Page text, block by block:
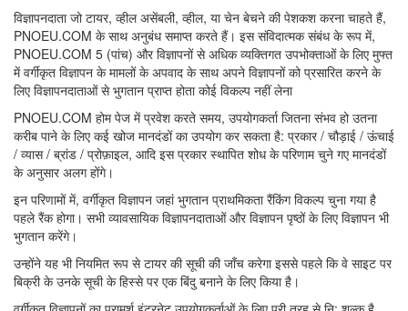
विज्ञापनदाता जो टायर, व्हील असेंबली, व्हील, या चेन बेचने की पेशकश करना चाहते हैं,
PNOEU.COM के साथ अनुबंध समाप्त करते हैं। इस संविदात्मक संबंध के रूप में,
PNOEU.COM 5 (पांच) और विज्ञापनों से अधिक व्यक्तिगत उपभोक्ताओं के लिए मुफ्त
में वर्गीकृत विज्ञापन के मामलों के अपवाद के साथ अपने विज्ञापनों को प्रसारित करने के
लिए विज्ञापनदाताओं से भुगतान प्राप्त होता कोई विकल्प नहीं लेना
PNOEU.COM होम पेज में प्रवेश करते समय, उपयोगकर्ता जितना संभव हो उतना
करीब पाने के लिए कई खोज मानदंडों का उपयोग कर सकता है: प्रकार / चौड़ाई / ऊंचाई
/ व्यास / ब्रांड / प्रोफ़ाइल, आदि इस प्रकार स्थापित शोध के परिणाम चुने गए मानदंडों
के अनुसार अलग होंगे।
इन परिणामों में, वर्गीकृत विज्ञापन जहां भुगतान प्राथमिकता रैंकिंग विकल्प चुना गया है
पहले रैंक होगा। सभी व्यावसायिक विज्ञापनदाताओं और विज्ञापन पृष्ठों के लिए विज्ञापन भी
भुगतान करेंगे।
उन्होंने यह भी नियमित रूप से टायर की सूची की जाँच करेगा इससे पहले कि वे साइट पर
बिक्री के उनके सूची के हिस्से पर एक बिंदु बनाने के लिए किया है।